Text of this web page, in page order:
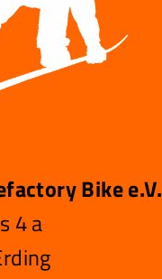
Bike e.V.
4 a